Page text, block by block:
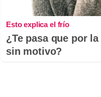
Esto explica el frío
¿Te pasa que por
sin motivo?